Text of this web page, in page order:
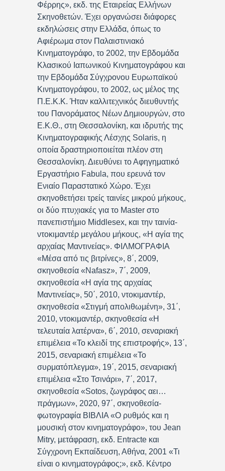
Φέρρης», εκδ. της Εταιρείας Ελλήνων
Σκηνοθετών. Έχει οργανώσει διάφορες
εκδηλώσεις στην Ελλάδα, όπως το
Αφιέρωμα στον Παλαιστινιακό
Κινηματογράφο, το 2002, την Εβδομάδα
Κλασικού Ιαπωνικού Κινηματογράφου και
την Εβδομάδα Σύγχρονου Ευρωπαϊκού
Κινηματογράφου, το 2002, ως μέλος της
Π.Ε.Κ.Κ. Ήταν καλλιτεχνικός διευθυντής
του Πανοράματος Νέων Δημιουργών, στο
Ε.Κ.Θ., στη Θεσσαλονίκη, και ιδρυτής της
Κινηματογραφικής Λέσχης Solaris, η
οποία δραστηριοποιείται πλέον στη
Θεσσαλονίκη. Διευθύνει το Αφηγηματικό
Εργαστήριο Fabula, που ερευνά τον
Ενιαίο Παραστατικό Χώρο. Έχει
σκηνοθετήσει τρείς ταινίες μικρού μήκους,
οι δύο πτυχιακές για το Master στο
πανεπιστήμιο Middlesex, και την ταινία-
ντοκιμαντέρ μεγάλου μήκους, «Η αγία της
αρχαίας Μαντινείας». ΦΙΛΜΟΓΡΑΦΙΑ
«Μέσα από τις βιτρίνες», 8΄, 2009,
σκηνοθεσία «Nafasz», 7΄, 2009,
σκηνοθεσία «Η αγία της αρχαίας
Μαντινείας», 50΄, 2010, ντοκιμαντέρ,
σκηνοθεσία «Στιγμή απολιθωμένη», 31΄,
2010, ντοκιμαντέρ, σκηνοθεσία «Η
τελευταία λατέρνα», 6΄, 2010, σεναριακή
επιμέλεια «Το κλειδί της επιστροφής», 13΄,
2015, σεναριακή επιμέλεια «Το
συρματόπλεγμα», 19΄, 2015, σεναριακή
επιμέλεια «Στο Τσινάρι», 7΄, 2017,
σκηνοθεσία «Sotos, ζωγράφος αει…
πράγμων», 2020, 97΄, σκηνοθεσία-
φωτογραφία ΒΙΒΛΙΑ «Ο ρυθμός και η
μουσική στον κινηματογράφο», του Jean
Mitry, μετάφραση, εκδ. Entracte και
Σύγχρονη Εκπαίδευση, Αθήνα, 2001 «Τι
είναι ο κινηματογράφος;», εκδ. Κέντρο